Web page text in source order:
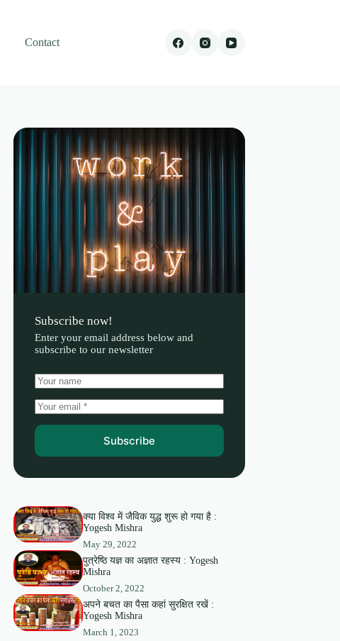
Contact
Subscribe now!
Enter your email address below and
subscribe to our newsletter
Subscribe
क्या विश्व में जैविक युद्ध शुरू हो गया है :
Yogesh Mishra
May 29, 2022
पुत्रेष्ठि यज्ञ का अज्ञात रहस्य : Yogesh
Mishra
October 2, 2022
अपने बचत का पैसा कहां सुरक्षित रखें :
Yogesh Mishra
March 1, 2023